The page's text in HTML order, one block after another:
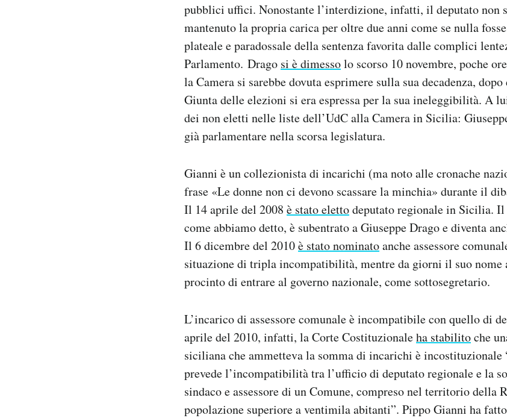
pubblici uffici. Nonostante l’interdizione, infatti, il deputato non
mantenuto la propria carica per oltre due anni come se nulla
plateale e paradossale della sentenza favorita dalle complici
Parlamento. Drago si è dimessolo scorso 10 novembre, poche
la Camera si sarebbe dovuta esprimere sulla sua decadenza,
Giunta delle elezioni si era espressa per la sua ineleggibilità. A
dei non eletti nelle liste dell’UdC alla Camera in Sicilia:
già parlamentare nella scorsa legislatura.
Gianni è un collezionista di incarichi (ma noto alle cronache
frase «Le donne non ci devono scassare la minchia» durante il
Il 14 aprile del 2008 è stato elettodeputato regionale in Sicilia. Il
come abbiamo detto, è subentrato a Giuseppe Drago e diventa
Il 6 dicembre del 2010è stato nominatoanche assessore
situazione di tripla incompatibilità, mentre da giorni il suo nome
procinto di entrare al governo nazionale, come sottosegretario.
L’incarico di assessore comunale è incompatibile con quello di
aprile del 2010, infatti, la Corte Costituzionaleha stabilitoche
siciliana che ammetteva la somma di incarichi è incostituzionale
prevede l’incompatibilità tra l’ufficio di deputato regionale e la
sindaco e assessore di un Comune, compreso nel territorio della
popolazione superiore a ventimila abitanti”. Pippo Gianni ha